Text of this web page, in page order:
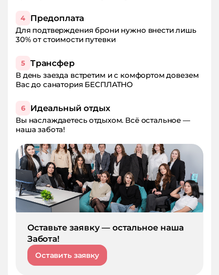
4 Предоплата
Для подтверждения брони нужно внести лишь
30% от стоимости путевки
5 Трансфер
В день заезда встретим и с комфортом довезем
Вас до санатория БЕСПЛАТНО
6 Идеальный отдых
Вы наслаждаетесь отдыхом. Всё остальное —
наша забота!
Оставьте заявку — остальное наша
Забота!
Оставить заявку